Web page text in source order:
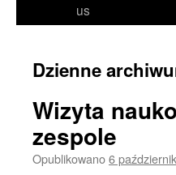
us
Dzienne
Wizyta
zespole
Opublikowano6